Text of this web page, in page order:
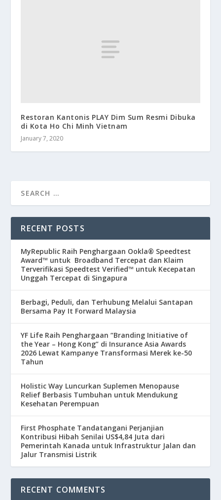
Restoran Kantonis PLAY Dim Sum Resmi Dibuka
di Kota Ho Chi Minh Vietnam
January 7, 2020
RECENT POSTS
MyRepublic Raih Penghargaan Ookla® Speedtest
Award™ untuk Broadband Tercepat dan Klaim
Terverifikasi Speedtest Verified™ untuk Kecepatan
Unggah Tercepat di Singapura
Berbagi, Peduli, dan Terhubung Melalui Santapan
Bersama Pay It Forward Malaysia
YF Life Raih Penghargaan “Branding Initiative of
the Year – Hong Kong” di Insurance Asia Awards
2026 Lewat Kampanye Transformasi Merek ke-50
Tahun
Holistic Way Luncurkan Suplemen Menopause
Relief Berbasis Tumbuhan untuk Mendukung
Kesehatan Perempuan
First Phosphate Tandatangani Perjanjian
Kontribusi Hibah Senilai US$4,84 Juta dari
Pemerintah Kanada untuk Infrastruktur Jalan dan
Jalur Transmisi Listrik
RECENT COMMENTS